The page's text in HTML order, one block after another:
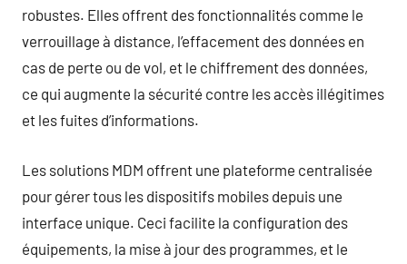
robustes. Elles offrent des fonctionnalités comme le
verrouillage à distance, l’effacement des données en
cas de perte ou de vol, et le chiffrement des données,
ce qui augmente la sécurité contre les accès illégitimes
et les fuites d’informations.
Les solutions MDM offrent une plateforme centralisée
pour gérer tous les dispositifs mobiles depuis une
interface unique. Ceci facilite la configuration des
équipements, la mise à jour des programmes, et le